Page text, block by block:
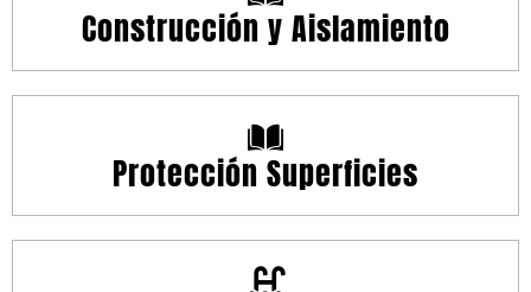
Construcción y Aislamiento
Protección Superficies